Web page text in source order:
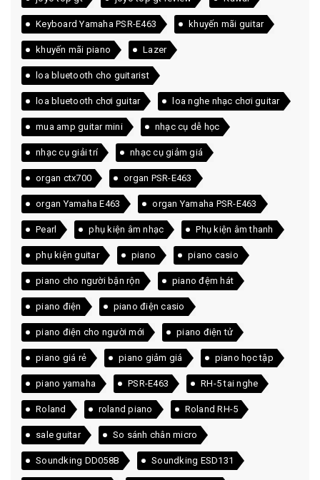
Keyboard Yamaha PSR-E463 khuyến mãi guitar
khuyến mãi piano Lazer
loa bluetooth cho guitarist
loa bluetooth chơi guitar loa nghe nhạc chơi guitar
mua amp guitar mini nhạc cụ dễ học
nhạc cụ giải trí nhạc cụ giảm giá
organ ctx700 organ PSR-E463
organ Yamaha E463 organ Yamaha PSR-E463
Pearl phụ kiện âm nhạc Phụ kiện âm thanh
phụ kiện guitar piano piano casio
piano cho người bận rộn piano đệm hát
piano điện piano điện casio
piano điện cho người mới piano điện tử
piano giá rẻ piano giảm giá piano học tập
piano yamaha PSR-E463 RH-5 tai nghe
Roland roland piano Roland RH-5
sale guitar So sánh chân micro
Soundking DD058B Soundking ESD131